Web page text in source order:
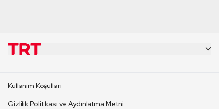
Kullanım Koşulları
Gizlilik Politikası ve Aydınlatma Metni